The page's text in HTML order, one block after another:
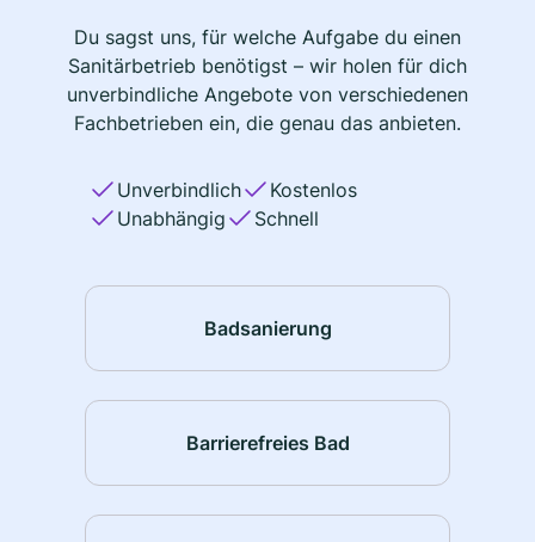
Du sagst uns, für welche Aufgabe du einen
Sanitärbetrieb benötigst – wir holen für dich
unverbindliche Angebote von verschiedenen
Fachbetrieben ein, die genau das anbieten.
Unverbindlich
Kostenlos
Unabhängig
Schnell
Badsanierung
Barrierefreies Bad